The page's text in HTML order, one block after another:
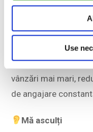
Use
personalului ca
nu doar ca o
Ideea este simplă.
duc la servicii mai
vânzări mai mari,
de angajare
Mă asculți